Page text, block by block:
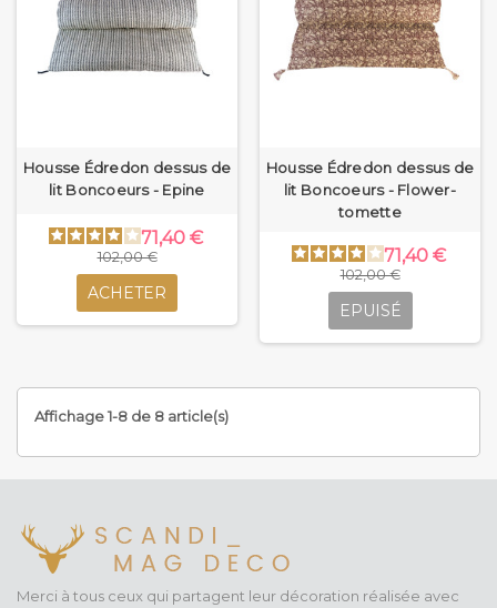
Housse Édredon dessus de
lit Boncoeurs - Epine
71,40 €
102,00 €
ACHETER
Housse Édredon dessus de
lit Boncoeurs - Flower-
tomette
71,40 €
102,00 €
EPUISÉ
Affichage 1-8 de 8 article(s)
Merci à tous ceux qui partagent leur décoration réalisée avec